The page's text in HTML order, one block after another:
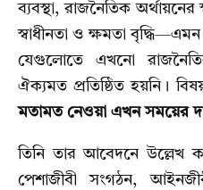
ব্যবস্থা, রাজনৈতিক অর্থায়নের
স্বাধীনতা ও ক্ষমতা
যেগুলোতে এখনো
ঐক্যমত প্রতিষ্ঠিত হয়নি।
মতামত নেওয়া এখন সময়ের
তিনি তার আবেদনে উল্লেখ
পেশাজীবী সংগঠন,